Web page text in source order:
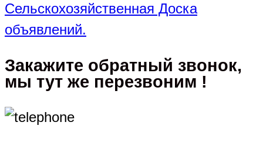
Сельскохозяйственная Доска
объявлений.
Закажите обратный звонок,
мы тут же перезвоним !